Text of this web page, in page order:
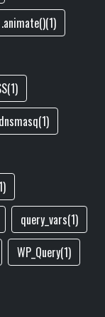
.animate()(1)
dnsmasq(1)
query_vars(1)
WP_Query(1)